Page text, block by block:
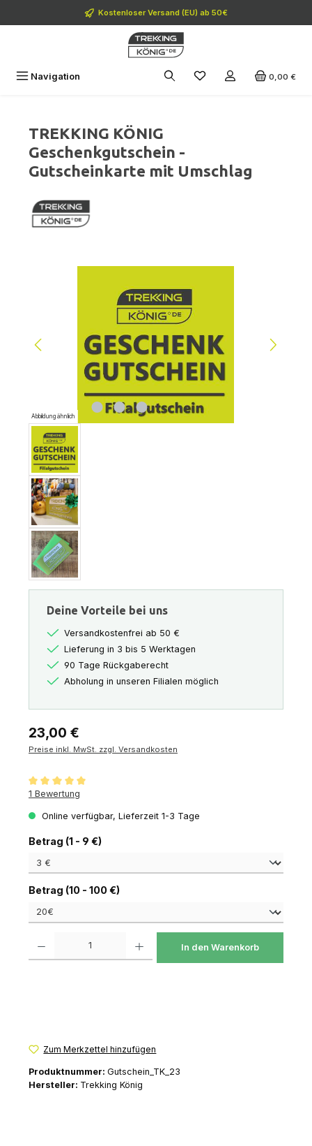
Zum Hauptinhalt springenKostenloser Versand (EU) ab 50€
Navigation 0,00 €
TREKKING KÖNIG
Geschenkgutschein -
Gutscheinkarte mit Umschlag
Abbildung ähnlich
Deine Vorteile bei uns
Versandkostenfrei ab 50 €
Lieferung in 3 bis 5 Werktagen
90 Tage Rückgaberecht
Abholung in unseren Filialen möglich
Regulärer Preis:
23,00 €
Preise inkl. MwSt. zzgl. Versandkosten
Durchschnittliche Bewertung von 5 von 5 Sternen
1 Bewertung
Online verfügbar, Lieferzeit 1-3 Tage
Betrag (1 - 9 €)auswählen
Betrag (10 - 100 €)auswählen
In den Warenkorb
Zum Merkzettel hinzufügen
Produktnummer: Gutschein_TK_23
Hersteller: Trekking König